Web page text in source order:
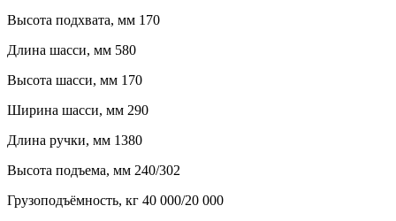
Высота подхвата, мм 170
Длина шасси, мм 580
Высота шасси, мм 170
Ширина шасси, мм 290
Длина ручки, мм 1380
Высота подъема, мм 240/302
Грузоподъёмность, кг 40 000/20 000